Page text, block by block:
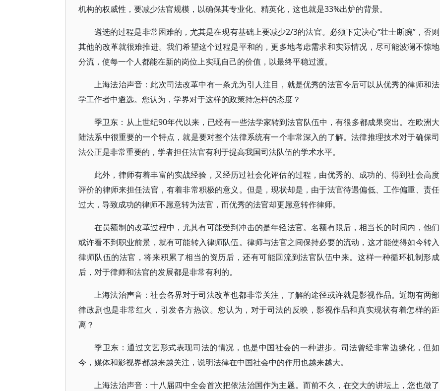
机构的权威性，要减少法官规模，以确保其专业化、精英化，这也就是33%出炉的背景。
遴选的过程是非常困难的，尤其是在现有基础上要减少2/3的法官。必须下定决心“壮士断腕”，否则
其他的改革就很难推进。我们希望这个过程是平和的，更多地考虑需求和实际情况，尽可能波澜不惊地
分流，使每一个人都能在新的岗位上实现自己的价值，以最终平稳过渡。
上海法治声音：此次司法改革中有一条尤为引人注目，就是优秀的法官今后可以从优秀的律师和法
学工作者中遴选。您认为，学界对于这样的政策持怎样的态度？
季卫东：从上世纪90年代以来，已经有一些法学家转到法官队伍中，有很多都成果突出。在欧洲大
陆法系中很重要的一个特点，就是要对整个法律系统有一个非常深入的了解。法律推理技术对于确保司
法公正是非常重要的，学者担任法官有利于提高我国司法队伍的学术水平。
此外，律师有着丰富的实战经验，又经历过社会化评估的过程，由优秀的、成功的、得到社会高度
评价的律师来担任法官，有着非常积极的意义。但是，现状却是，由于法官待遇偏低、工作偏重、责任
过大，导致成功的律师不愿意转为法官，而优秀的法官却更愿意转作律师。
在员额制的改革过程中，尤其有可能受到冲击的是年轻法官。名额有限后，相当长的时间内，他们
或许看不到职业前景，就有可能转入律师队伍。律师与法官之间保持必要的流动，这才能使得如今转入
律师队伍的法官，将来积累了相当的资历后，还有可能回流到法官队伍中来。这样一种循环机制形成
后，对于律师和法官的发展都是非常有利的。
上海法治声音：社会各界对于司法改革也都非常关注，了解的途径或许就是影视作品。近期有两部
律政剧也是非常红火，引发各方热议。您认为，对于司法的反映，影视作品和真实现状有着怎样的距
离？
季卫东：通过文艺形式表现司法的情况，也是中国社会的一种进步。司法曾经非常边缘化，但如
今，媒体和影视界都越来越关注，说明法律在中国社会中的作用也越来越大。
上海法治声音：十八届四中全会首次把依法治国作为主题。而前不久，在交大的讲坛上，您也做了